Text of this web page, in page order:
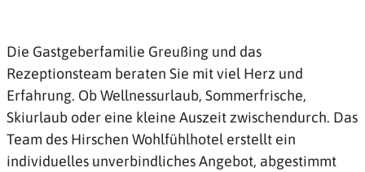
Die Gastgeberfamilie Greußing und das
Rezeptionsteam beraten Sie mit viel Herz und
Erfahrung. Ob Wellnessurlaub, Sommerfrische,
Skiurlaub oder eine kleine Auszeit zwischendurch. Das
Team des Hirschen Wohlfühlhotel erstellt ein
individuelles unverbindliches Angebot, abgestimmt